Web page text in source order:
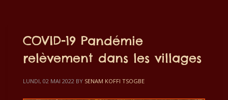
COVID-19 Pandémie
relèvement dans les villages
LUNDI, 02 MAI 2022 BY SENAM KOFFI TSOGBE